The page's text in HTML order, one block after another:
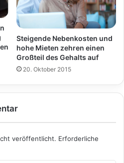
Steigende Nebenkosten und
hohe Mieten zehren einen
Großteil des Gehalts auf
20. Oktober 2015
veröffentlicht. Erforderliche